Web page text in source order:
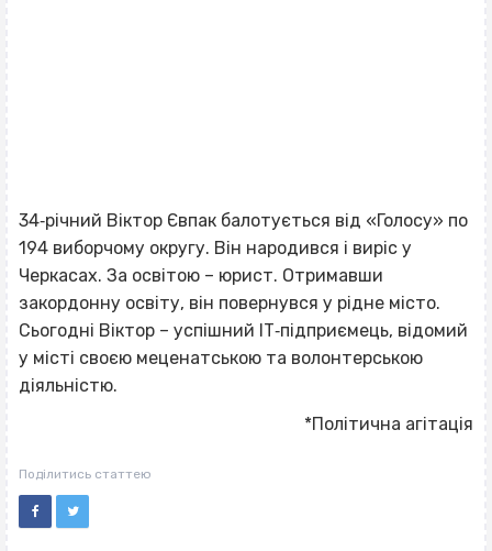
34‐річний Віктор Євпак балотується від «Голосу» по
194 виборчому округу. Він народився і виріс у
Черкасах. За освітою – юрист. Отримавши
закордонну освіту, він повернувся у рідне місто.
Сьогодні Віктор – успішний ІТ‐підприємець, відомий
у місті своєю меценатською та волонтерською
діяльністю.
*Політична агітація
Поділитись статтею